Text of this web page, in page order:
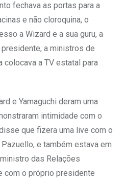
fechava as portas para a
e não cloroquina, o
a Wizard e a sua guru, a
a ministros de
colocava a TV estatal para
e Yamaguchi deram uma
intimidade com o
que fizera uma live com o
e também estava em
das Relações
com o próprio presidente